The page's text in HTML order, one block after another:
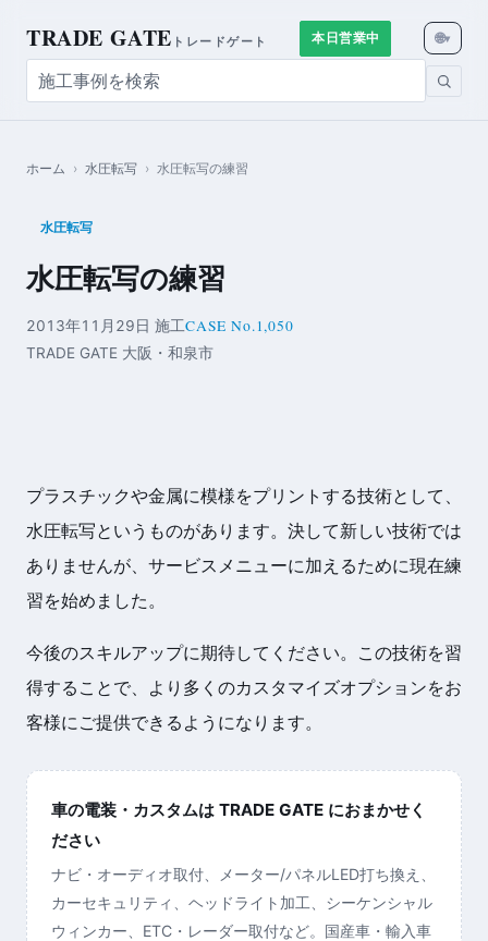
TRADE GATE トレードゲート 本日営業中 🌐▾
ホーム › 水圧転写 › 水圧転写の練習
水圧転写
水圧転写の練習
2013年11月29日 施工CASE No.1,050
TRADE GATE 大阪・和泉市
プラスチックや金属に模様をプリントする技術として、
水圧転写というものがあります。決して新しい技術では
ありませんが、サービスメニューに加えるために現在練
習を始めました。
今後のスキルアップに期待してください。この技術を習
得することで、より多くのカスタマイズオプションをお
客様にご提供できるようになります。
車の電装・カスタムは TRADE GATE におまかせく
ださい
ナビ・オーディオ取付、メーター/パネルLED打ち換え、
カーセキュリティ、ヘッドライト加工、シーケンシャル
ウィンカー、ETC・レーダー取付など。国産車・輸入車